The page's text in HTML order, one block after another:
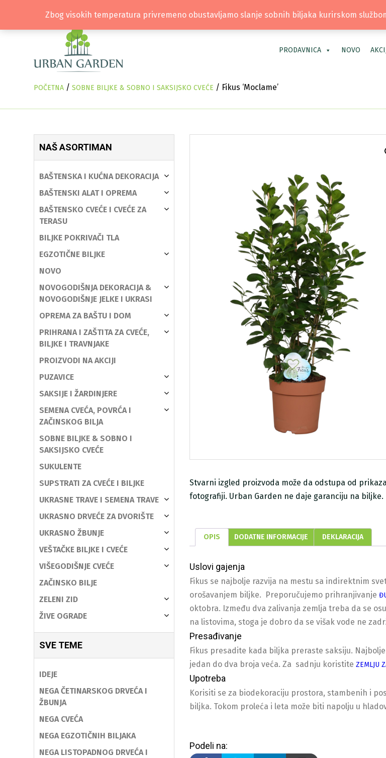
TEL: +381 66 40 40
PRODAVNICA NOVO
POČETNA / SOBNE BILJKE & SOBNO I SAKSIJSKO CVEĆE / Fikus ‘Moclame’
NAŠ ASORTIMAN
BAŠTENSKA I KUĆNA DEKORACIJA
BAŠTENSKI ALAT I OPREMA
BAŠTENSKO CVEĆE I CVEĆE ZA
TERASU
BILJKE POKRIVAČI TLA
EGZOTIČNE BILJKE
NOVO
NOVOGODIŠNJA DEKORACIJA &
NOVOGODIŠNJE JELKE I UKRASI
OPREMA ZA BAŠTU I DOM
PRIHRANA I ZAŠTITA ZA CVEĆE,
BILJKE I TRAVNJAKE
PROIZVODI NA AKCIJI
PUZAVICE
SAKSIJE I ŽARDINJERE
SEMENA CVEĆA, POVRĆA I
ZAČINSKOG BILJA
SOBNE BILJKE & SOBNO I
SAKSIJSKO CVEĆE
SUKULENTE
SUPSTRATI ZA CVEĆE I BILJKE
UKRASNE TRAVE I SEMENA TRAVE
UKRASNO DRVEĆE ZA DVORIŠTE
UKRASNO ŽBUNJE
VEŠTAČKE BILJKE I CVEĆE
VIŠEGODIŠNJE CVEĆE
ZAČINSKO BILJE
ZELENI ZID
ŽIVE OGRADE
SVE TEME
IDEJE
NEGA ČETINARSKOG DRVEĆA I
ŽBUNJA
NEGA CVEĆA
NEGA EGZOTIČNIH BILJAKA
NEGA LISTOPADNOG DRVEĆA I
Stvarni izgled proizvoda može da odstupa od
fotografiji. Urban Garden ne daje garanciju na biljke.
OPIS DODATNE INFORMACIJE DEKLARACIJA
Uslovi gajenja
Fikus se najbolje razvija na mestu sa indirektnim
orošavanjem biljke. Preporučujemo prihranjivanje
oktobra. Između dva zalivanja zemlja treba da se
na listovima, stoga je dobro da se višak vode ne
Presađivanje
Fikus presadite kada biljka preraste saksiju.
jedan do dva broja veća. Za sadnju koristite ZEMLJU
Upotreba
Korisiti se za biodekoraciju prostora, stambenih i
biljka. Tokom proleća i leta može biti napolju u
Podeli na:
Zbog visokih temperatura privremeno obustavljamo slanje sobnih biljaka kurirskom